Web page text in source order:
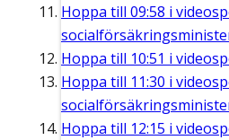
Hoppa till 09:58 i
Hoppa till 10:51 i
Hoppa till 11:30 i
Hoppa till 12:15 i